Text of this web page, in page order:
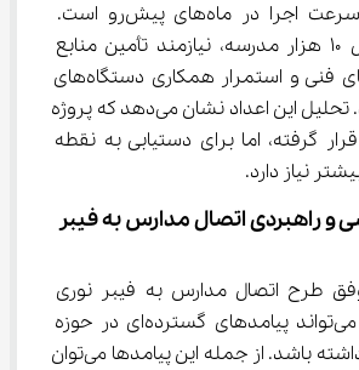
ضرورت افزایش سرعت اجرا در ماه‌های پیش‌رو است.
تحقق هدف اتصال ۱۰ هزار مدرسه، نیازمند تأمین منابع
مالی، هماهنگی‌های فنی و استمرار همکاری دستگاه‌های
ذی‌ربط خواهد بود. تحلیل این اعداد نشان می‌دهد که پروژه
گرفته، اما برای دستیابی به نقطه
نیاز دارد.
و راهبردی اتصال مدارس به فیبر
طرح اتصال مدارس به فیبر نوری
آموزش و پرورش می‌تواند پیامدهای گسترده‌ای در حوزه
آموزش به همراه داشته باشد. از جمله این پیامدها می‌توان